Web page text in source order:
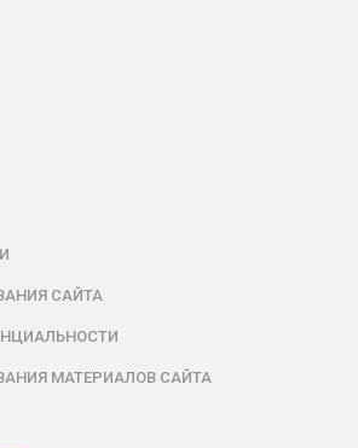
САЙТА
МАТЕРИАЛОВ САЙТА